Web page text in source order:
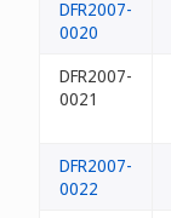
DFR2007-
0020
DFR2007-
0021
DFR2007-
0022